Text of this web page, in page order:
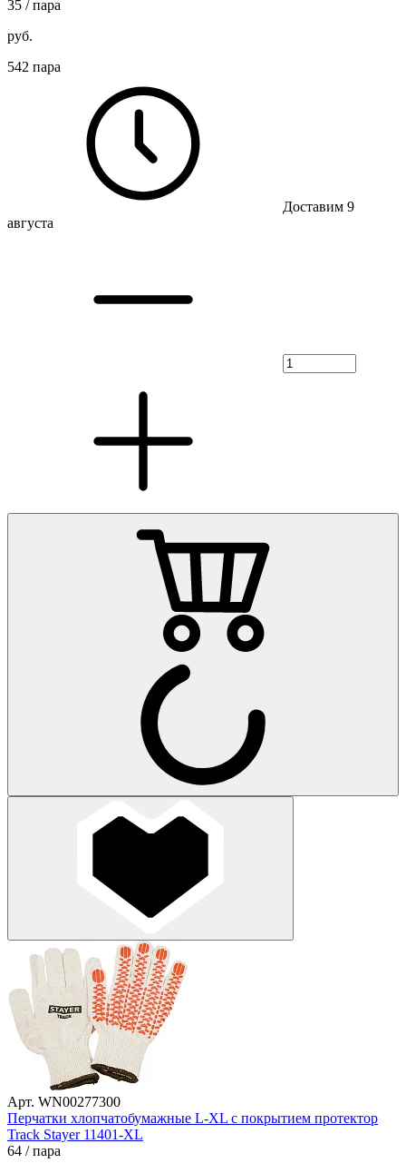
35 / пара
руб.
542 пара
Доставим 9
августа
Арт. WN00277300
Перчатки хлопчатобумажные L-XL с покрытием протектор
Track Stayer 11401-XL
64 / пара